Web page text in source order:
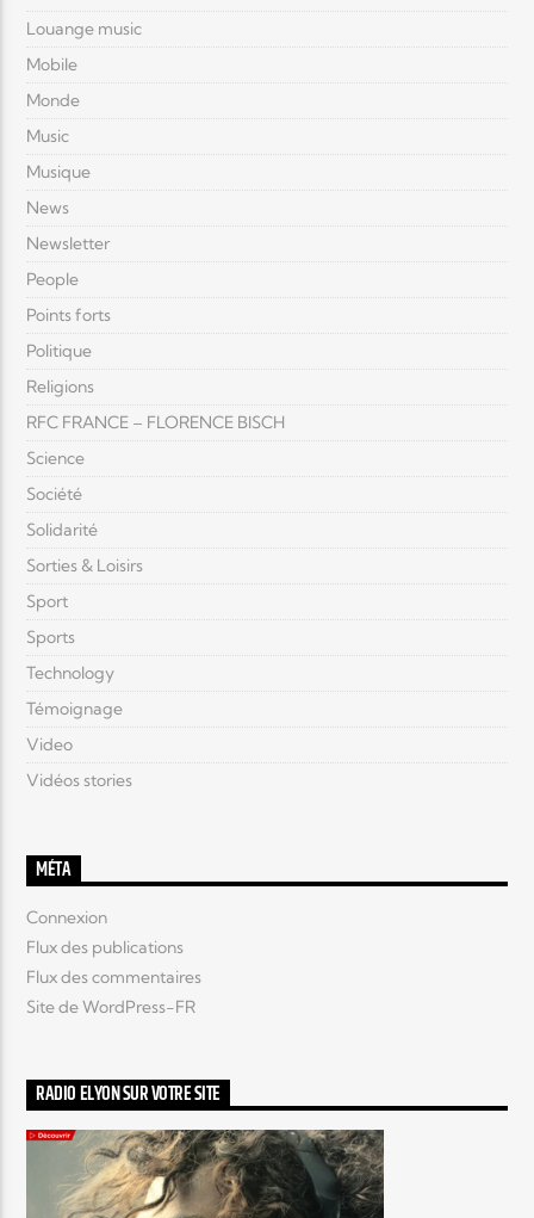
Louange music
Mobile
Monde
Music
Musique
News
Newsletter
People
Points forts
Politique
Religions
RFC FRANCE – FLORENCE BISCH
Science
Société
Solidarité
Sorties & Loisirs
Sport
Sports
Technology
Témoignage
Video
Vidéos stories
MÉTA
Connexion
Flux des publications
Flux des commentaires
Site de WordPress-FR
RADIO ELYON SUR VOTRE SITE